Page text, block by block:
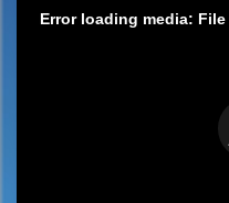
Error loading media: